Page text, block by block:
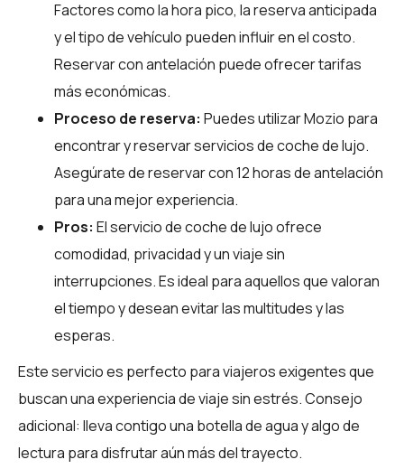
Factores como la hora pico, la reserva anticipada
y el tipo de vehículo pueden influir en el costo.
Reservar con antelación puede ofrecer tarifas
más económicas.
Proceso de reserva: Puedes utilizarMozio para
encontrar y reservar servicios de coche de lujo.
Asegúrate de reservar con 12 horas de antelación
para una mejor experiencia.
Pros: El servicio de coche de lujo ofrece
comodidad, privacidad y un viaje sin
interrupciones. Es ideal para aquellos que valoran
el tiempo y desean evitar las multitudes y las
esperas.
Este servicio es perfecto para viajeros exigentes que
buscan una experiencia de viaje sin estrés. Consejo
adicional: lleva contigo una botella de agua y algo de
lectura para disfrutar aún más del trayecto.